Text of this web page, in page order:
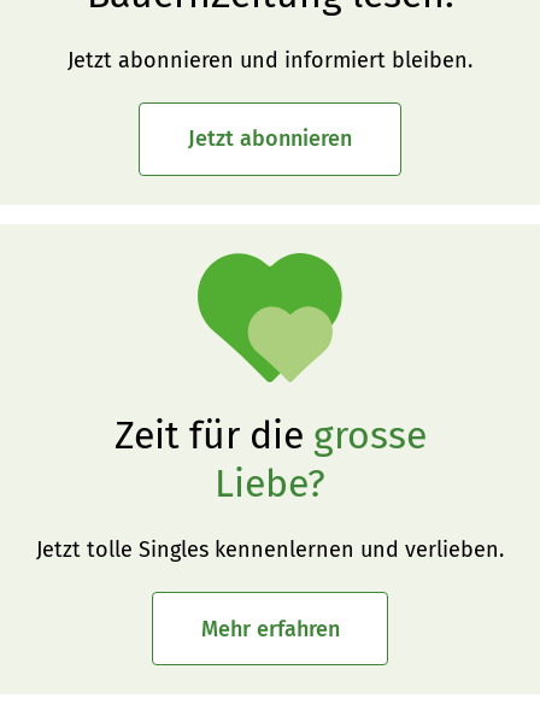
Jetzt abonnieren und informiert bleiben.
Jetzt abonnieren
Zeit für die grosse
Liebe?
Jetzt tolle Singles kennenlernen und verlieben.
Mehr erfahren